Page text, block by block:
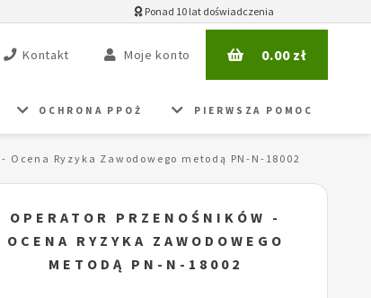
Ponad 10 lat doświadczenia
Kontakt Moje konto 0.00zł
OCHRONA PPOŻ PIERWSZA POMOC
Ocena Ryzyka Zawodowego metodą PN-N-18002
OPERATOR PRZENOŚNIKÓW -
OCENA RYZYKA ZAWODOWEGO
METODĄ PN-N-18002